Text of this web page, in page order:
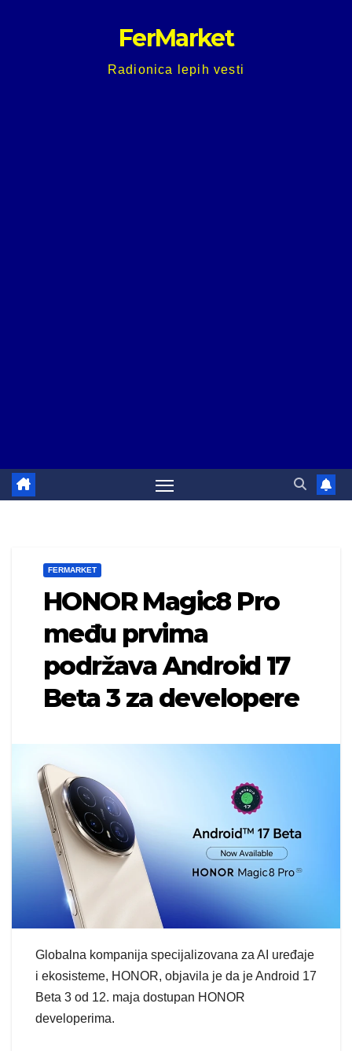
FerMarket
Radionica lepih vesti
FERMARKET
HONOR Magic8 Pro
među prvima
podržava Android 17
Beta 3 za developere
Globalna kompanija specijalizovana za AI uređaje
i ekosisteme, HONOR, objavila je da je Android 17
Beta 3 od 12. maja dostupan HONOR
developerima.